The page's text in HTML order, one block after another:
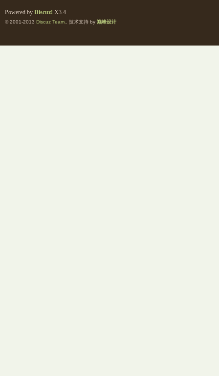
Powered by Discuz! X3.4
© 2001-2013 Discuz Team. . 技术支持 by 巅峰设计